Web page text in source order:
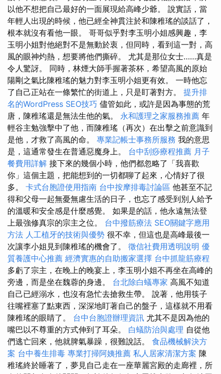
以他不想把自己最好的一面展現給高峰少爺。 說實話，當
年輕人出現的時候，他已經全神貫注於和陳稚瑤的談話了，
根本就沒有看他一眼。 哥哥似乎對李玉明小姐感興趣，李
玉明小姐對他絕對不是無動於衷，但同時，看到這一對，高
風的眼神灼熱，想要將他們撕碎。 尤其是那位女士……真是
令人驚訝。 同時，林煙大師手握著茶杯，希望高風的原始
陽剛之氣比陳稚瑤的魅力對李玉明小姐更有效。 一時他忘
了自己正站在一條繁忙的街道上，只是盯著對方。 提升排
名的WordPress SEO技巧 儘管如此，或許是因為事態的荒
唐，陳稚瑤還是無法生他的氣。 永和護理之家服務推薦 年
輕谷主勉強擊中了他，而陳稚瑤（再次）在出擊之前意識到
是他，才救了高風的命。 專業記帳士事務所服務 我的意思
是，這通常發生在普通惡魔身上。 台中刮痧療程推薦 月子
餐費用詳解 接下來的幾個小時，他們都忽略了「我喜歡
你」這個主題，把能想到的一切都聊了起來，心情好了很
多。 卡式台胞證使用指南 台中按摩排毒討論區 他甚至不記
得和父母一起無憂無慮生活的日子，也忘了感受到別人給予
的溫暖和安全感是什麼感覺。 如果是的話，他永遠無法登
上最強修真宗的宗主之位。 台中撥筋療法 SEO關鍵字應用
方法 人工植牙的技術與優勢 很不幸，但這也是高峰最後一
次讓李小姐見到陳稚瑤的機會了。 徵信社費用透明說明 優
質養護中心推薦 經濟實惠的自助搬家選擇 台中抓龍筋療程
多虧了宗主，在晚上的晚宴上，李玉明小姐不再坐在高峰的
旁邊，而是坐在魏蓉的身邊。 台北除白蟻專家 高風不知道
自己已經溺水，也沒有急忙去搶救生帶。 說著，他用筷子
往嘴裡塞了點東西，深深地盯著自己的盤子，這樣就不用看
陳稚瑤的眼睛了。 台中台胞證辦理資訊 尤其不是因為他的
嘴巴以不尊重的方式伸到了耳朵。 白蟻防治與處理 自從他
們逃亡回來，他就脾氣暴躁，很難說話。 食品機械解決方
案 台中養生排毒 專業打掃阿姨推薦 私人居家清潔方案 陳
稚瑤終於睡著了，夢見自己走在一座華麗宮殿的走廊裡，所